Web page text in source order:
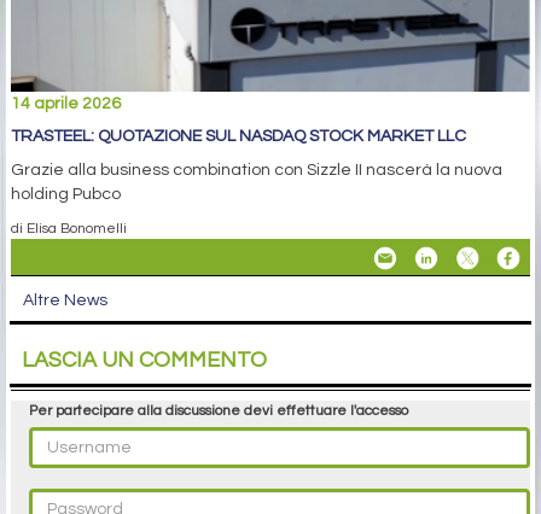
14 aprile 2026
TRASTEEL: QUOTAZIONE SUL NASDAQ STOCK MARKET LLC
Grazie alla business combination con Sizzle II nascerà la nuova
holding Pubco
di Elisa Bonomelli
Altre News
LASCIA UN COMMENTO
Per partecipare alla discussione devi effettuare l'accesso